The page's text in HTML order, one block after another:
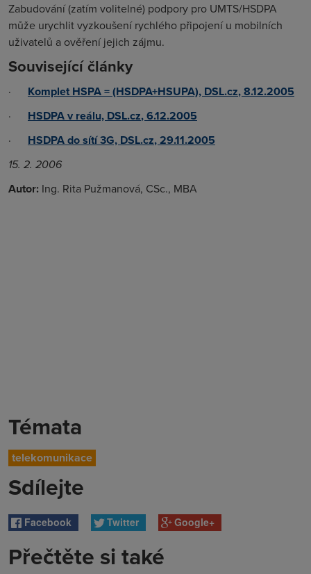
Zabudování (zatím volitelné) podpory pro UMTS/HSDPA
může urychlit vyzkoušení rychlého připojení u mobilních
uživatelů a ověření jejich zájmu.
Související články
· Komplet HSPA = (HSDPA+HSUPA), DSL.cz, 8.12.2005
· HSDPA v reálu, DSL.cz, 6.12.2005
· HSDPA do sítí 3G, DSL.cz, 29.11.2005
15. 2. 2006
Autor: Ing. Rita Pužmanová, CSc., MBA
Témata
telekomunikace
Sdílejte
Facebook Twitter Google+
Přečtěte si také